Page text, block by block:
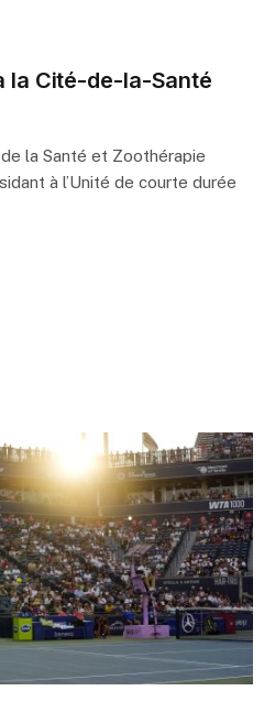
la Cité-de-la-Santé
la Santé et Zoothérapie
à l’Unité de courte durée